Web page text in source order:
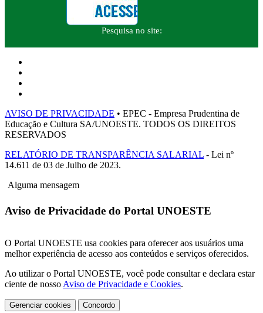
Pesquisa no site:
AVISO DE PRIVACIDADE • EPEC - Empresa Prudentina de
Educação e Cultura SA/UNOESTE. TODOS OS DIREITOS
RESERVADOS
RELATÓRIO DE TRANSPARÊNCIA SALARIAL - Lei nº
14.611 de 03 de Julho de 2023.
Alguma mensagem
Aviso de Privacidade do Portal UNOESTE
O Portal UNOESTE usa cookies para oferecer aos usuários uma
melhor experiência de acesso aos conteúdos e serviços oferecidos.
Ao utilizar o Portal UNOESTE, você pode consultar e declara estar
ciente de nosso Aviso de Privacidade e Cookies.
Gerenciar cookies Concordo